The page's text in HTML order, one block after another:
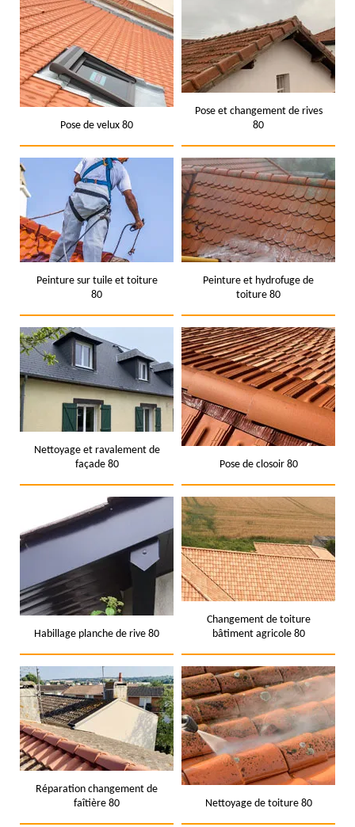
Pose de velux 80
Pose et changement de rives
80
Peinture sur tuile et toiture
80
Peinture et hydrofuge de
toiture 80
Nettoyage et ravalement de
façade 80
Pose de closoir 80
Habillage planche de rive 80
Changement de toiture
bâtiment agricole 80
Réparation changement de
faîtière 80
Nettoyage de toiture 80